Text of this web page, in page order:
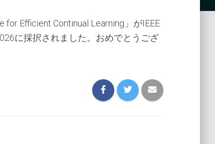
Efficient Continual Learning」がIEEE
に採択されました。おめでとうござ